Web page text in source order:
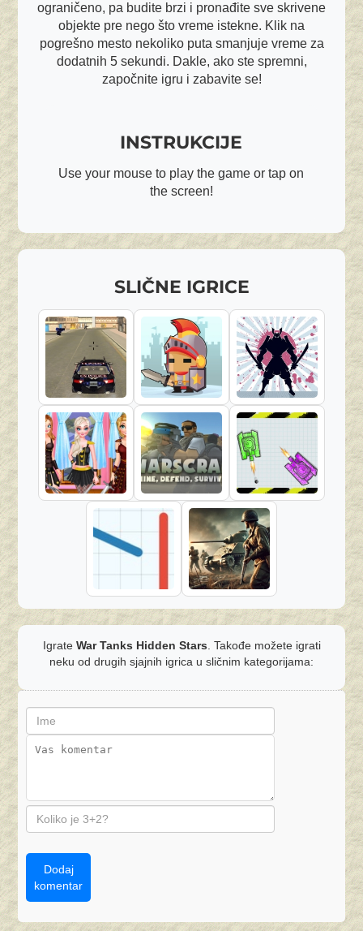
ograničeno, pa budite brzi i pronađite sve skrivene
objekte pre nego što vreme istekne. Klik na
pogrešno mesto nekoliko puta smanjuje vreme za
dodatnih 5 sekundi. Dakle, ako ste spremni,
započnite igru i zabavite se!
INSTRUKCIJE
Use your mouse to play the game or tap on
the screen!
SLIČNE IGRICE
Igrate War Tanks Hidden Stars . Takođe možete igrati
neku od drugih sjajnih igrica u sličnim kategorijama:
Dodaj
komentar